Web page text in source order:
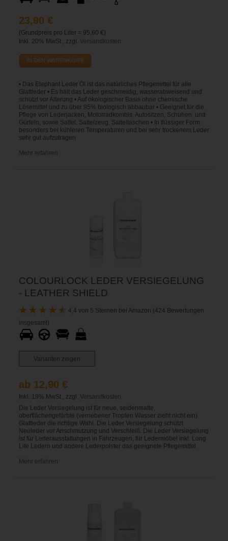
23,90 €
(Grundpreis pro Liter = 95,60 €)
Inkl. 20% MwSt., zzgl. Versandkosten
IN DEN WARENKORB
• Das Elephant Leder Öl ist das natürliches Pflegemittel für alle
Glattleder • Es hält das Leder geschmeidig, wasserabweisend und
schützt vor Alterung • Auf ökologischer Basis ohne chemische
Lösemittel und zu über 95% biologisch abbaubar • Geeignet für die
Pflege von Lederjacken, Motorradkombis, Autositzen, Schuhen, und
Gürteln, sowie Sattel, Sattelzeug, Satteltaschen • In flüssiger Form
besonders bei kühleren Temperaturen und bei sehr trockenem Leder
sehr gut aufzutragen
Mehr erfahren
COLOURLOCK LEDER VERSIEGELUNG
- LEATHER SHIELD
4,4 von 5 Sternen bei Amazon (424 Bewertungen
insgesamt)
Varianten zeigen
ab 12,90 €
Inkl. 19% MwSt., zzgl. Versandkosten
Die Leder Versiegelung ist für neue, seidenmatte,
oberflächengefärbte (verriebener Tropfen Wasser zieht nicht ein)
Glattleder die richtige Wahl. Die Leder Versiegelung schützt
Neuleder vor Anschmutzung und Verschleiß. Die Leder Versiegelung
ist für Lederausstattungen in Fahrzeugen, für Ledermöbel inkl. Long
Life Ledern und andere Lederpolster das geeignete Pflegemittel.
Mehr erfahren